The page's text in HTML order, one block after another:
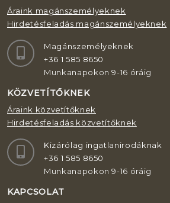
Áraink magánszemélyeknek
Hirdetésfeladás magánszemélyeknek
Magánszemélyeknek
+36 1 585 8650
Munkanapokon 9-16 óráig
KÖZVETÍTŐKNEK
Áraink közvetítőknek
Hirdetésfeladás közvetítőknek
Kizárólag ingatlanirodáknak
+36 1 585 8650
Munkanapokon 9-16 óráig
KAPCSOLAT